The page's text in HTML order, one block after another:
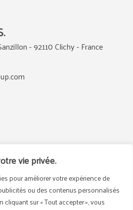
vie privée.
pour améliorer votre expérience de
ou des contenus personnalisés
cliquant sur « Tout accepter », vous
- 92110 Clichy - France